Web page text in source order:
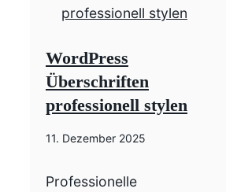
WordPress
Überschriften
professionell stylen
11. Dezember 2025
Professionelle